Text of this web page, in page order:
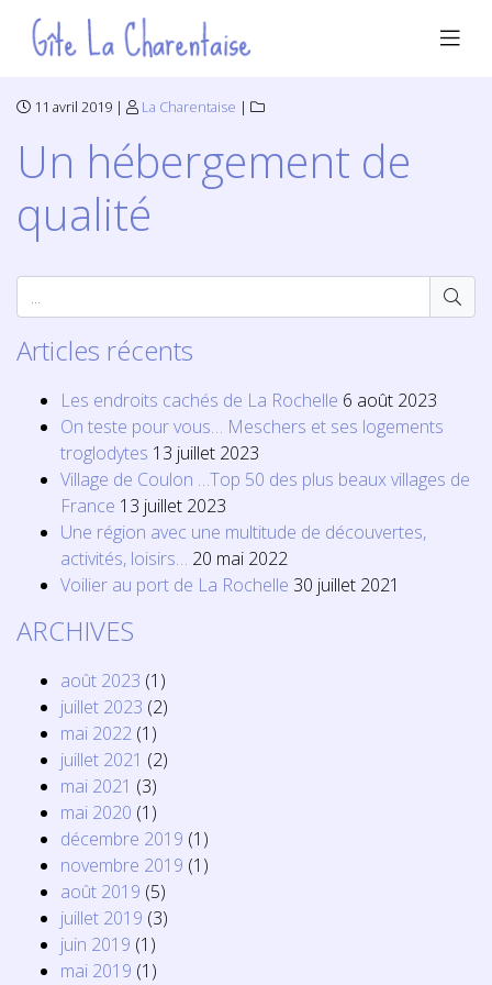
11 avril 2019 | La Charentaise |
Un hébergement de
qualité
Articles récents
Les endroits cachés de La Rochelle 6 août 2023
On teste pour vous… Meschers et ses logements
troglodytes 13 juillet 2023
Village de Coulon …Top 50 des plus beaux villages de
France 13 juillet 2023
Une région avec une multitude de découvertes,
activités, loisirs… 20 mai 2022
Voilier au port de La Rochelle 30 juillet 2021
ARCHIVES
août 2023 (1)
juillet 2023 (2)
mai 2022 (1)
juillet 2021 (2)
mai 2021 (3)
mai 2020 (1)
décembre 2019 (1)
novembre 2019 (1)
août 2019 (5)
juillet 2019 (3)
juin 2019 (1)
mai 2019 (1)